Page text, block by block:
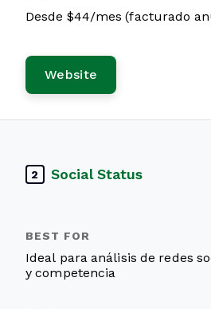
Desde $44/mes (facturado
Website
2 Social Status
Ideal para análisis de redes
y competencia